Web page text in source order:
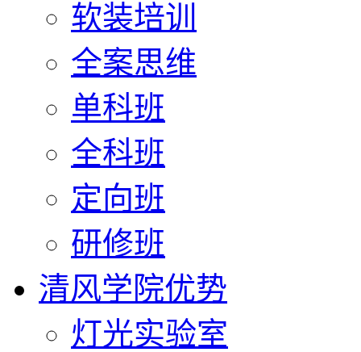
软装培训
全案思维
单科班
全科班
定向班
研修班
清风学院优势
灯光实验室